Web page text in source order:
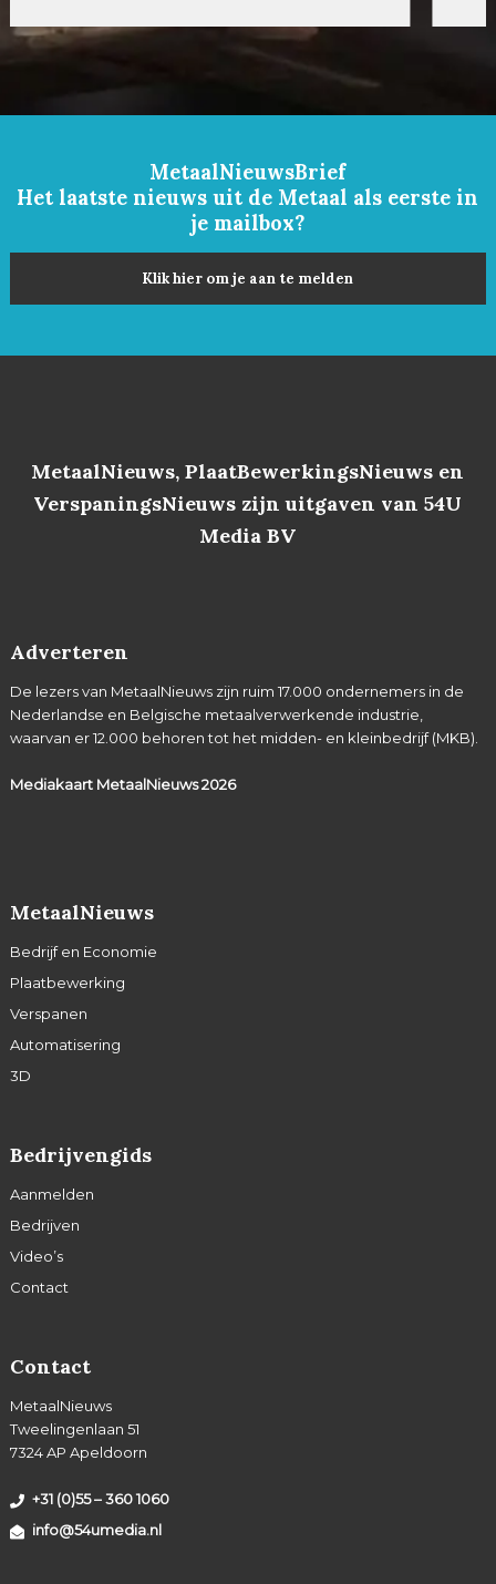
MetaalNieuwsBrief
Het laatste nieuws uit de Metaal als eerste in
je mailbox?
Klik hier om je aan te melden
MetaalNieuws, PlaatBewerkingsNieuws en
VerspaningsNieuws zijn uitgaven van 54U
Media BV
Adverteren
De lezers van MetaalNieuws zijn ruim 17.000 ondernemers in de
Nederlandse en Belgische metaalverwerkende industrie,
waarvan er 12.000 behoren tot het midden- en kleinbedrijf (MKB).
Mediakaart MetaalNieuws2026
MetaalNieuws
Bedrijf en Economie
Plaatbewerking
Verspanen
Automatisering
3D
Bedrijvengids
Aanmelden
Bedrijven
Video’s
Contact
Contact
MetaalNieuws
Tweelingenlaan 51
7324 AP Apeldoorn
+31 (0)55 – 360 1060
info@54umedia.nl